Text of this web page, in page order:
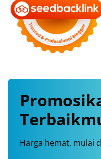
Harga hemat, mulai